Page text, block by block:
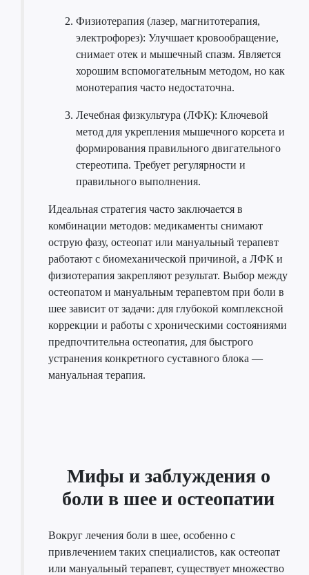
Физиотерапия (лазер, магнитотерапия,
электрофорез): Улучшает кровообращение,
снимает отек и мышечный спазм. Является
хорошим вспомогательным методом, но как
монотерапия часто недостаточна.
Лечебная физкультура (ЛФК): Ключевой
метод для укрепления мышечного корсета и
формирования правильного двигательного
стереотипа. Требует регулярности и
правильного выполнения.
Идеальная стратегия часто заключается в
комбинации методов: медикаменты снимают
острую фазу, остеопат или мануальный терапевт
работают с биомеханической причиной, а ЛФК и
физиотерапия закрепляют результат. Выбор между
остеопатом и мануальным терапевтом при боли в
шее зависит от задачи: для глубокой комплексной
коррекции и работы с хроническими состояниями
предпочтительна остеопатия, для быстрого
устранения конкретного суставного блока —
мануальная терапия.
Мифы и заблуждения о
боли в шее и остеопатии
Вокруг лечения боли в шее, особенно с
привлечением таких специалистов, как остеопат
или мануальный терапевт, существует множество